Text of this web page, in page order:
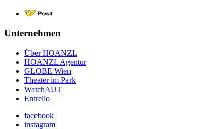
Unternehmen
Über HOANZL
HOANZL Agentur
GLOBE Wien
Theater im Park
WatchAUT
Entrello
facebook
instagram